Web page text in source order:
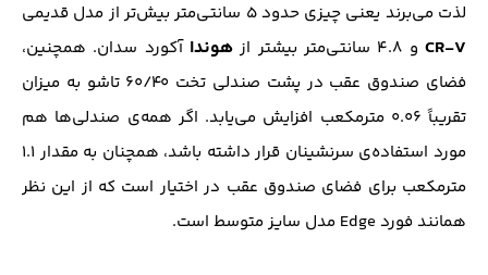
لذت می‌برند یعنی چیزی حدود ۵ سانتی‌متر بیش‌تر از مدل قدیمی
CR-Vو ۴.۸ سانتی‌متر بیشتر از هوندا آکورد سدان. همچنین،
فضای صندوق عقب در پشت صندلی تخت ۶۰/۴۰ تاشو به میزان
تقریباً ۰.۰۶ مترمکعب افزایش می‌یابد. اگر همه‌ی صندلی‌ها هم
مورد استفاده‌ی سرنشینان قرار داشته باشد، همچنان به مقدار ۱.۱
مترمکعب برای فضای صندوق عقب در اختیار است که از این نظر
همانند فورد Edge مدل سایز متوسط است.